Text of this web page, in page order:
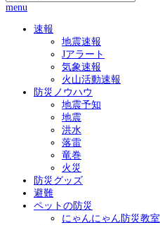
menu
速報
地震速報
Jアラート
気象速報
火山活動速報
防災ノウハウ
地震予知
地震
洪水
落雷
竜巻
火災
防災グッズ
避難
ペットの防災
にゃんにゃん防災教室